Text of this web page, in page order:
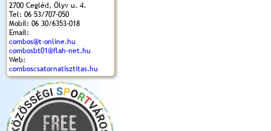
2700 Cegléd, Ölyv u. 4.
Tel: 06 53/707-050
Mobil: 06 30/6353-018
Email:
combos@t-online.hu
combosbt01@flah-net.hu
Web:
comboscsatornatisztitas.hu